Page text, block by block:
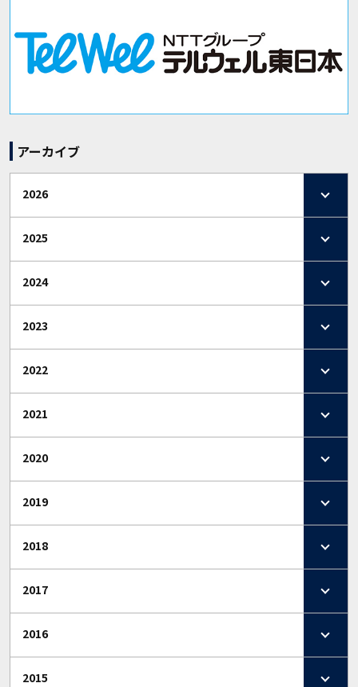
アーカイブ
2026
2025
2024
2023
2022
2021
2020
2019
2018
2017
2016
2015